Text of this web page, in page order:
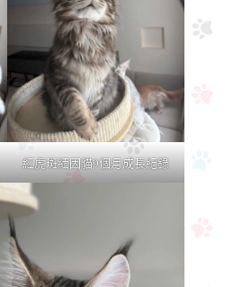
紅虎斑緬因貓9個月成長紀錄